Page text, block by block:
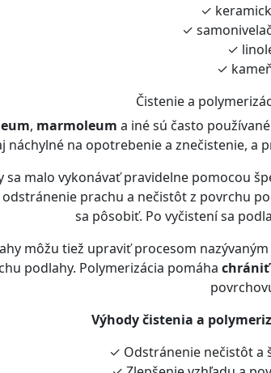
✓
✓
✓
✓
Čistenie a
, marmoleum a iné sú často
náchylné na opotrebenie a znečistenie,
sa malo vykonávať pravidelne pomocou
prachu a nečistôt z povrchu
sa pôsobiť. Po vyčistení sa
môžu tiež upraviť procesom nazývaným
podlahy. Polymerizácia pomáha chrániť
Výhody čistenia a
✓ Odstránenie nečistôt a